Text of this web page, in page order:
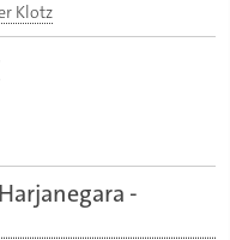
Klotz
-